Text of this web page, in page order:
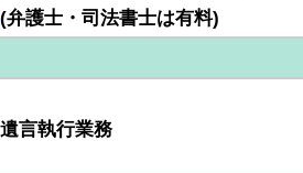
(弁護士・司法書士は有料)
言執行業務